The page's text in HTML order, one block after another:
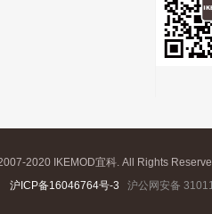
2020 IKEMOD宜科. All Rights
沪ICP备16046764号-3
沪公网安备